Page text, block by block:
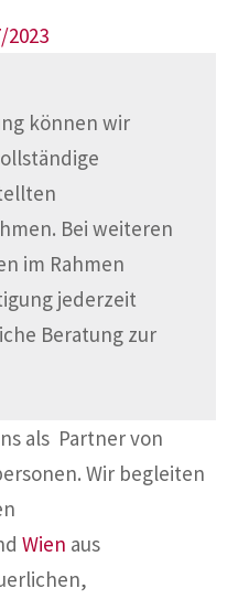
können wir
Bei weiteren
im Rahmen
jederzeit
Beratung zur
als Partner von
Wir begleiten
Wien aus